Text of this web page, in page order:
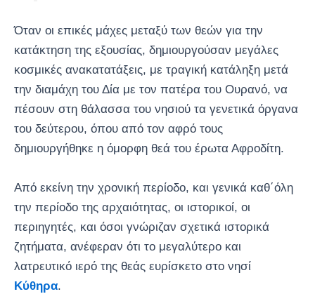
Όταν οι επικές μάχες μεταξύ των θεών για την
κατάκτηση της εξουσίας, δημιουργούσαν μεγάλες
κοσμικές ανακατατάξεις, με τραγική κατάληξη μετά
την διαμάχη του Δία με τον πατέρα του Ουρανό, να
πέσουν στη θάλασσα του νησιού τα γενετικά όργανα
του δεύτερου, όπου από τον αφρό τους
δημιουργήθηκε η όμορφη θεά του έρωτα Αφροδίτη.
Από εκείνη την χρονική περίοδο, και γενικά καθ΄όλη
την περίοδο της αρχαιότητας, οι ιστορικοί, οι
περιηγητές, και όσοι γνώριζαν σχετικά ιστορικά
ζητήματα, ανέφεραν ότι το μεγαλύτερο και
λατρευτικό ιερό της θεάς ευρίσκετο στο νησί
Κύθηρα.